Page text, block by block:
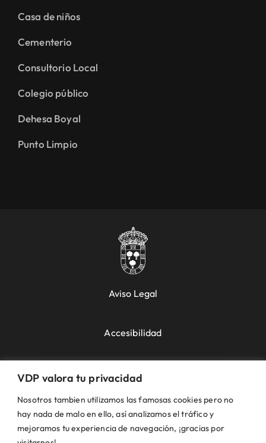
VDP valora tu privacidad
Nosotros tambien utilizamos las famosas cookies pero no
hay nada de malo en ello, así analizamos el tráfico y
mejoramos tu experiencia de navegación, ¡gracias por
Casa de niños
Cementerio
Consultorio Local
Colegio público
Dehesa Boyal
Punto Limpio
Aviso Legal
Accesibilidad
Política de Cookies
Política de Privacidad